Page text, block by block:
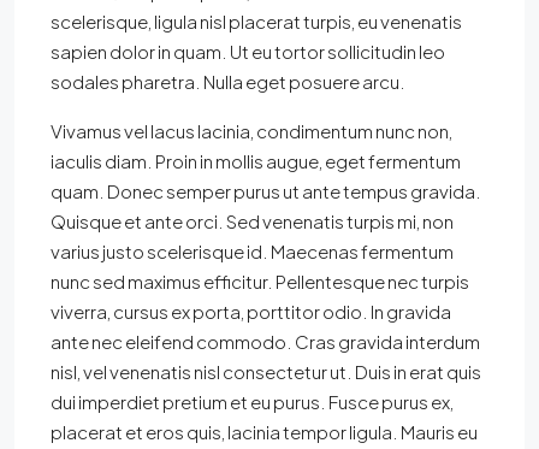
scelerisque, ligula nisl placerat turpis, eu venenatis
sapien dolor in quam. Ut eu tortor sollicitudin leo
sodales pharetra. Nulla eget posuere arcu.
Vivamus vel lacus lacinia, condimentum nunc non,
iaculis diam. Proin in mollis augue, eget fermentum
quam. Donec semper purus ut ante tempus gravida.
Quisque et ante orci. Sed venenatis turpis mi, non
varius justo scelerisque id. Maecenas fermentum
nunc sed maximus efficitur. Pellentesque nec turpis
viverra, cursus ex porta, porttitor odio. In gravida
ante nec eleifend commodo. Cras gravida interdum
nisl, vel venenatis nisl consectetur ut. Duis in erat quis
dui imperdiet pretium et eu purus. Fusce purus ex,
placerat et eros quis, lacinia tempor ligula. Mauris eu